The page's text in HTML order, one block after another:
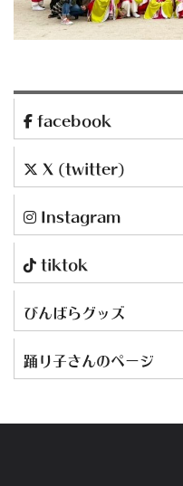
facebook
X (twitter)
Instagram
tiktok
びんばらグッズ
踊り子さんのページ